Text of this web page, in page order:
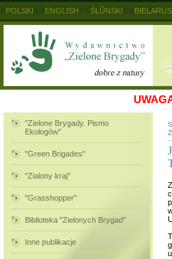
"Zielone Brygady. Pismo
Ekologów"
"Green Brigades"
"Zialony kraj"
"Grasshopper"
Biblioteka "Zielonych Brygad"
Inne publikacje
POLSKI ENGLISH ŚLŮNSKI